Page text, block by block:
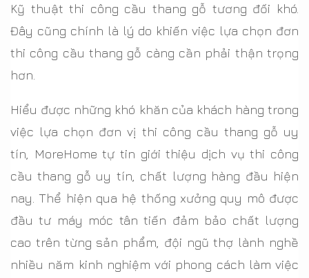
Kỹ thuật thi công cầu thang gỗ tương đối khó.
Đây cũng chính là lý do khiến việc lựa chọn đơn
thi công cầu thang gỗ càng cần phải thận trọng
hơn.
Hiểu được những khó khăn của khách hàng trong
việc lựa chọn đơn vị thi công cầu thang gỗ uy
tín, MoreHome tự tin giới thiệu dịch vụ thi công
cầu thang gỗ uy tín, chất lượng hàng đầu hiện
nay. Thể hiện qua hệ thống xưởng quy mô được
đầu tư máy móc tân tiến đảm bảo chất lượng
cao trên từng sản phẩm, đội ngũ thợ lành nghề
nhiều năm kinh nghiệm với phong cách làm việc